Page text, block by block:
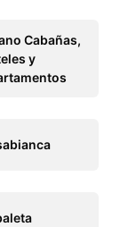
Cabañas,
y